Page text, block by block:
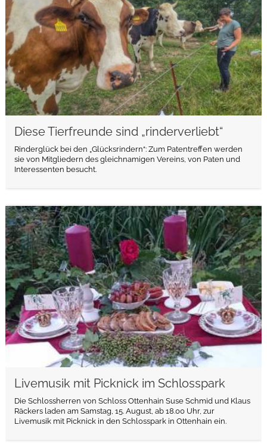
Diese Tierfreunde sind „rinderverliebt“
Rinderglück bei den „Glücksrindern“: Zum Patentreffen werden
sie von Mitgliedern des gleichnamigen Vereins, von Paten und
Interessenten besucht.
Livemusik mit Picknick im Schlosspark
Die Schlossherren von Schloss Ottenhain Suse Schmid und Klaus
Räckers laden am Samstag, 15. August, ab 18.00 Uhr, zur
Livemusik mit Picknick in den Schlosspark in Ottenhain ein.
weiterlesen